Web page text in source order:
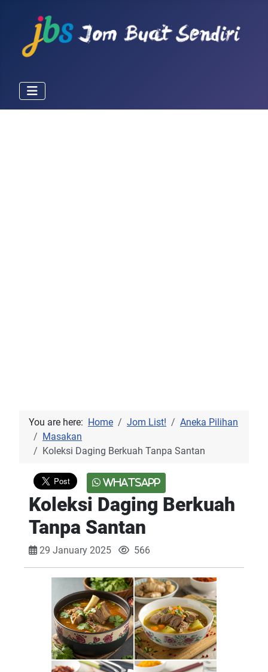
You are here: Home Jom List!
Aneka Pilihan
Masakan
Koleksi Daging Berkuah Tanpa Santan
WhatsApp
Koleksi Daging Berkuah
Tanpa Santan
29 January 2025 566